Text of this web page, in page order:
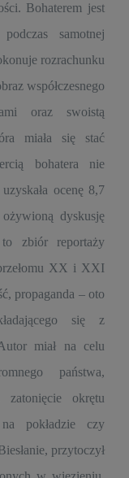
Bohaterem jest
samotnej
rozrachunku
współczesnego
oraz swoistą
miała się stać
bohatera nie
ocenę 8,7
dyskusję
zbiór reportaży
XX i XXI
propaganda – oto
się z
miał na celu
państwa,
zatonięcie okrętu
pokładzie czy
przytoczył